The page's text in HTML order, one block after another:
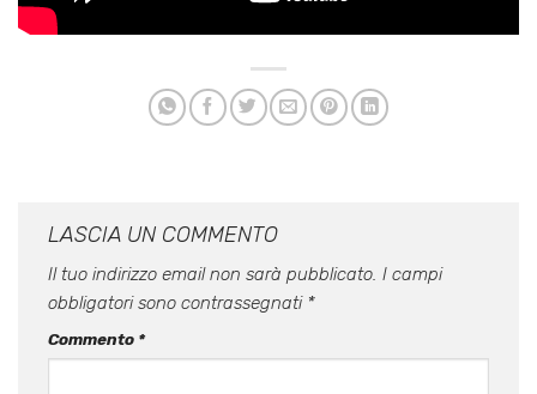
LASCIA UN COMMENTO
Il tuo indirizzo email non sarà pubblicato. I campi
obbligatori sono contrassegnati *
Commento *